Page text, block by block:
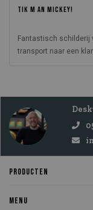
TIK M AN MICKEY!
Fantastisch schilderij
transport naar een
PRODUCTEN
MENU